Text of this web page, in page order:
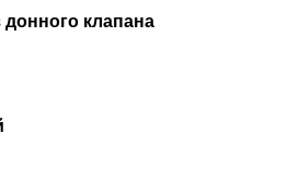
клапана